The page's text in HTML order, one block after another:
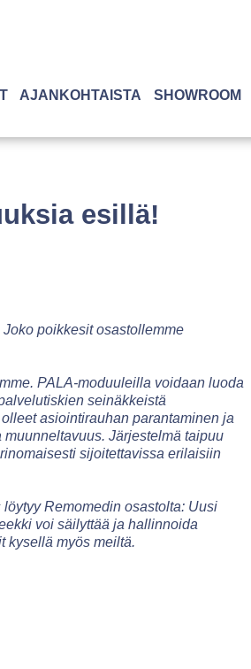
AJANKOHTAISTA SHOWROOM
esillä!
poikkesit osastollemme
PALA-moduuleilla voidaan luoda
seinäkkeistä
asiointirauhan parantaminen ja
Järjestelmä taipuu
sijoitettavissa erilaisiin
Remomedin osastolta: Uusi
voi säilyttää ja hallinnoida
kysellä myös meiltä.